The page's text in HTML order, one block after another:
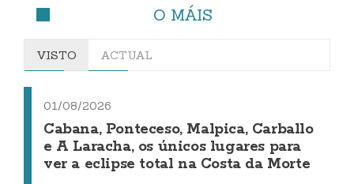
O MÁIS
VISTO ACTUAL
01/08/2026
Cabana, Ponteceso, Malpica, Carballo
e A Laracha, os únicos lugares para
ver a eclipse total na Costa da Morte